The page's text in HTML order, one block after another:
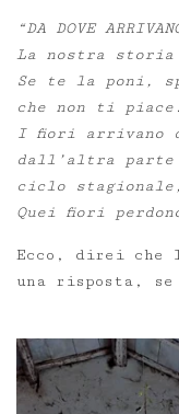
“DA DOVE
La nostra storia
Se te la poni,
che non ti piace.
I fiori arrivano
dall’altra parte
ciclo
Quei fiori
Ecco, direi che
una risposta,